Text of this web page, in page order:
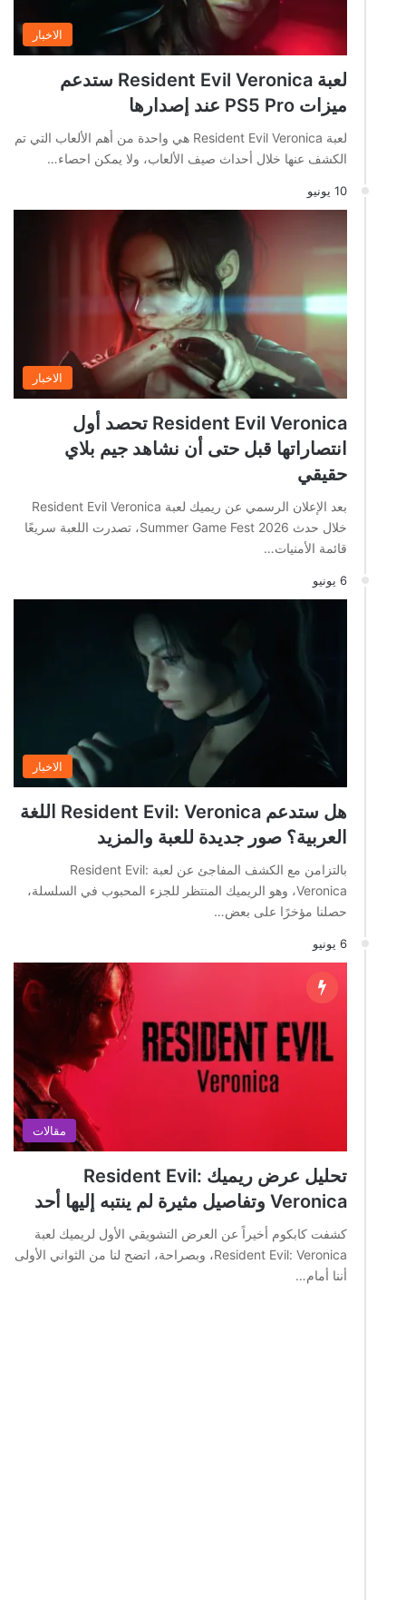
الاخبار
لعبة Resident Evil Veronica ستدعم
ميزات PS5 Pro عند إصدارها
لعبة Resident Evil Veronica هي واحدة من أهم الألعاب التي تم
الكشف عنها خلال أحداث صيف الألعاب، ولا يمكن احصاء…
10 يونيو
الاخبار
Resident Evil Veronica تحصد أول
انتصاراتها قبل حتى أن نشاهد جيم بلاي
حقيقي
بعد الإعلان الرسمي عن ريميك لعبة Resident Evil Veronica
خلال حدث Summer Game Fest 2026، تصدرت اللعبة سريعًا
قائمة الأمنيات…
6 يونيو
الاخبار
هل ستدعم Resident Evil: Veronica اللغة
العربية؟ صور جديدة للعبة والمزيد
بالتزامن مع الكشف المفاجئ عن لعبة Resident Evil:
Veronica، وهو الريميك المنتظر للجزء المحبوب في السلسلة،
حصلنا مؤخرًا على بعض…
6 يونيو
مقالات
تحليل عرض ريميك Resident Evil:
Veronica وتفاصيل مثيرة لم ينتبه إليها أحد
كشفت كابكوم أخيراً عن العرض التشويقي الأول لريميك لعبة
Resident Evil: Veronica، وبصراحة، اتضح لنا من الثواني الأولى
أننا أمام…